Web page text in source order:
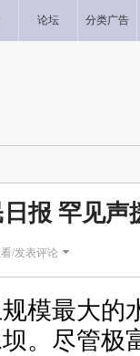
论坛 分类广告
报 罕见声
/发表评论
最大的
。尽管极